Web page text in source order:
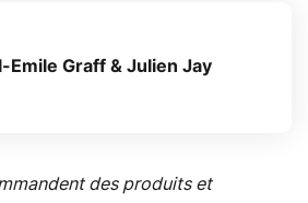
Emile Graff & Julien Jay
des produits et